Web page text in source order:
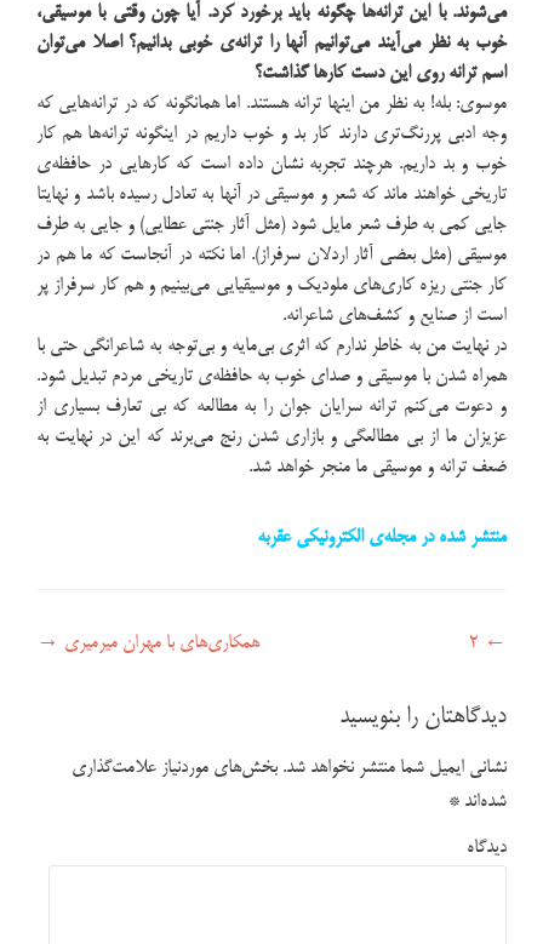
می‌شوند. با این ترانه‌ها چگونه باید برخورد کرد. آیا چون وقتی با موسیقی،
خوب به نظر می‌آیند می‌توانیم آنها را ترانه‌ی خوبی بدانیم؟ اصلا می‌توان
اسم ترانه روی این دست کارها گذاشت؟
موسوی: بله! به نظر من اینها ترانه هستند. اما همانگونه که در ترانه‌هایی که
وجه ادبی پررنگ‌تری دارند کار بد و خوب داریم در اینگونه ترانه‌ها هم کار
خوب و بد داریم. هرچند تجربه نشان داده است که کارهایی در حافظه‌ی
تاریخی خواهند ماند که شعر و موسیقی در آنها به تعادل رسیده باشد و نهایتا
جایی کمی به طرف شعر مایل شود (مثل آثار جنتی عطایی) و جایی به طرف
موسیقی (مثل بعضی آثار اردلان سرفراز). اما نکته در آنجاست که ما هم در
کار جنتی ریزه کاری‌های ملودیک و موسیقیایی می‌بینیم و هم کار سرفراز پر
است از صنایع و کشف‌های شاعرانه.
در نهایت من به خاطر ندارم که اثری بی‌مایه و بی‌توجه به شاعرانگی حتی با
همراه شدن با موسیقی و صدای خوب به حافظه‌ی تاریخی مردم تبدیل شود.
و دعوت می‌کنم ترانه سرایان جوان را به مطالعه که بی تعارف بسیاری از
عزیزان ما از بی مطالعگی و بازاری شدن رنج می‌برند که این در نهایت به
ضعف ترانه و موسیقی ما منجر خواهد شد.
منتشر شده در مجله‌ی الکترونیکی عقربه
راهبری نوشته
← همکاری‌های با مهران میرمیری →
دیدگاهتان را بنویسید
نشانی ایمیل شما منتشر نخواهد شد. بخش‌های موردنیاز علامت‌گذاری
شده‌اند *
دیدگاه